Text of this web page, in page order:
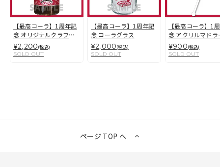
【最高コーラ】1周年記
念 オリジナルクラフト
コーラ シロップ
¥2,200(税込)
SOLD OUT
【最高コーラ】1周年記
念 コーラグラス
¥2,000(税込)
SOLD OUT
【最高コーラ】1
念 アクリルマドラ
¥900(税込)
SOLD OUT
ページ TOP へ